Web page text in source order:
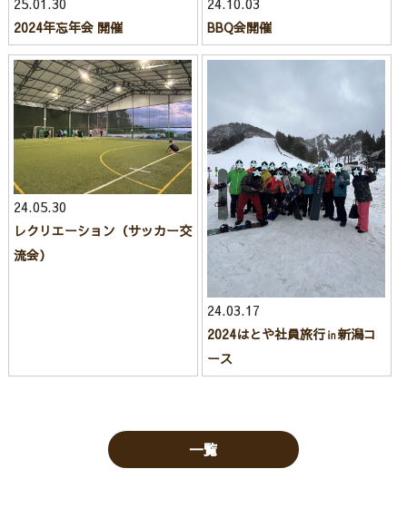
2024年忘年会 開催 BBQ会開催
24.05.30
レクリエーション（サッカー交
流会）
24.03.17
2024はとや社員旅行㏌新潟コ
ース
一覧